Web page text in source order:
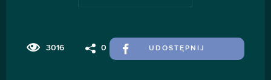
3016 0 UDOSTĘPNIJ